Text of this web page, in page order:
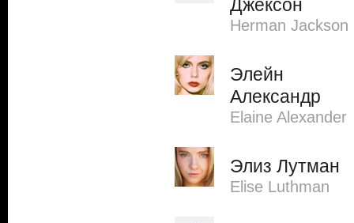
Джексон
Herman Jackson
Элейн
Александр
Elaine Alexander
Элиз Лутман
Elise Luthman